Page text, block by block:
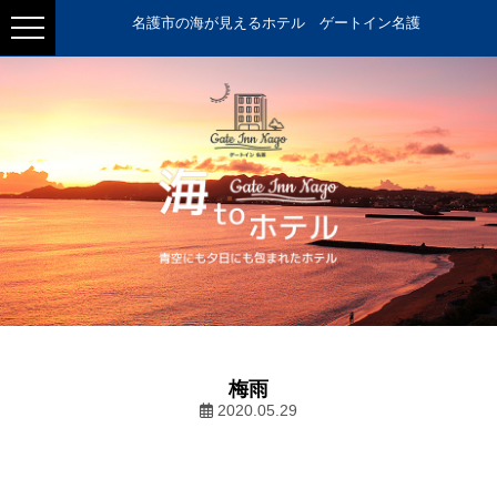
名護市の海が見えるホテル ゲートイン名護
梅雨
2020.05.29